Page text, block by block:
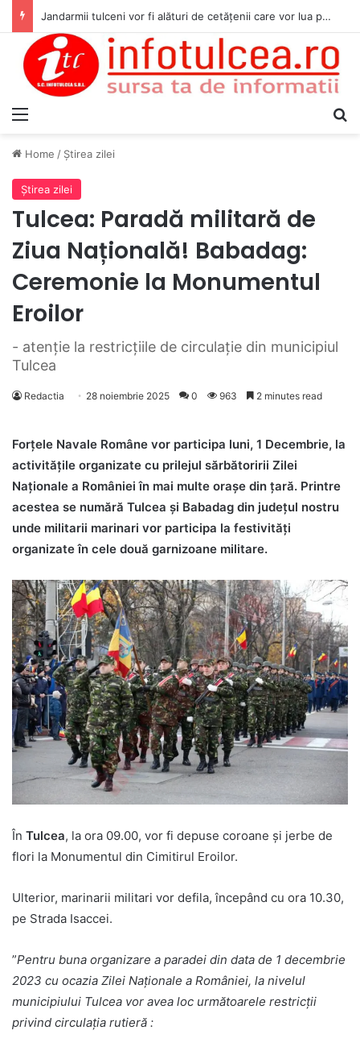
Jandarmii tulceni vor fi alături de cetățenii care vor lua parte la Festivalul Folk Țestos
Home / Ştirea zilei
Ştirea zilei
Tulcea: Paradă militară de
Ziua Națională! Babadag:
Ceremonie la Monumentul
Eroilor
- atenție la restricțiile de circulație din municipiul
Tulcea
Redactia 28 noiembrie 2025 0 963 2 minutes read
Forțele Navale Române vor participa luni, 1 Decembrie, la
activitățile organizate cu prilejul sărbătoririi Zilei
Naționale a României în mai multe orașe din țară. Printre
acestea se numără Tulcea și Babadag din județul nostru
unde militarii marinari vor participa la festivități
organizate în cele două garnizoane militare.
În Tulcea, la ora 09.00, vor fi depuse coroane și jerbe de
flori la Monumentul din Cimitirul Eroilor.
Ulterior, marinarii militari vor defila, începând cu ora 10.30,
pe Strada Isaccei.
”Pentru buna organizare a paradei din data de 1 decembrie
2023 cu ocazia Zilei Naționale a României, la nivelul
municipiului Tulcea vor avea loc următoarele restricții
privind circulația rutieră :